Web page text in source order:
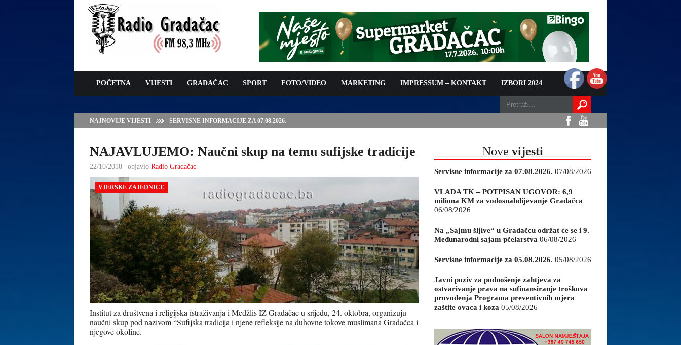
POČETNA VIJESTI GRADAČAC SPORT FOTO/VIDEO MARKETING IMPRESSUM – KONTAKT IZBORI 2024
NAJNOVIJE VIJESTI SERVISNE INFORMACIJE ZA 07.08.2026.
NAJAVLUJEMO: Naučni skup na temu sufijske tradicije
22/10/2018 | objavio Radio Gradačac
VJERSKE ZAJEDNICE
Institut za društvena i religijska istraživanja i Medžlis IZ Gradačac u srijedu, 24. oktobra, organizuju
naučni skup pod nazivom “Sufijska tradicija i njene refleksije na duhovne tokove muslimana Gradačca i
njegove okoline.
Nove vijesti
Servisne informacije za 07.08.2026. 07/08/2026
VLADA TK – POTPISAN UGOVOR: 6,9
miliona KM za vodosnabdijevanje Gradačca
06/08/2026
Na „Sajmu šljive“ u Gradačcu održat će se i 9.
Međunarodni sajam pčelarstva 06/08/2026
Servisne informacije za 05.08.2026. 05/08/2026
Javni poziv za podnošenje zahtjeva za
ostvarivanje prava na sufinansiranje troškova
provođenja Programa preventivnih mjera
zaštite ovaca i koza 05/08/2026